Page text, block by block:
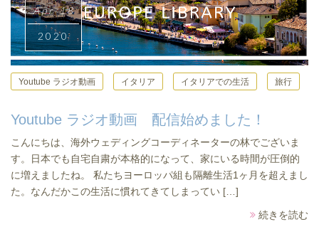
Apr 18
2020
Youtube ラジオ動画 イタリア イタリアでの生活 旅行
Youtube ラジオ動画 配信始めました！
こんにちは、海外ウェディングコーディネーターの林でございま
す。日本でも自宅自粛が本格的になって、家にいる時間が圧倒的
に増えましたね。 私たちヨーロッパ組も隔離生活1ヶ月を超えまし
た。なんだかこの生活に慣れてきてしまってい […]
続きを読む